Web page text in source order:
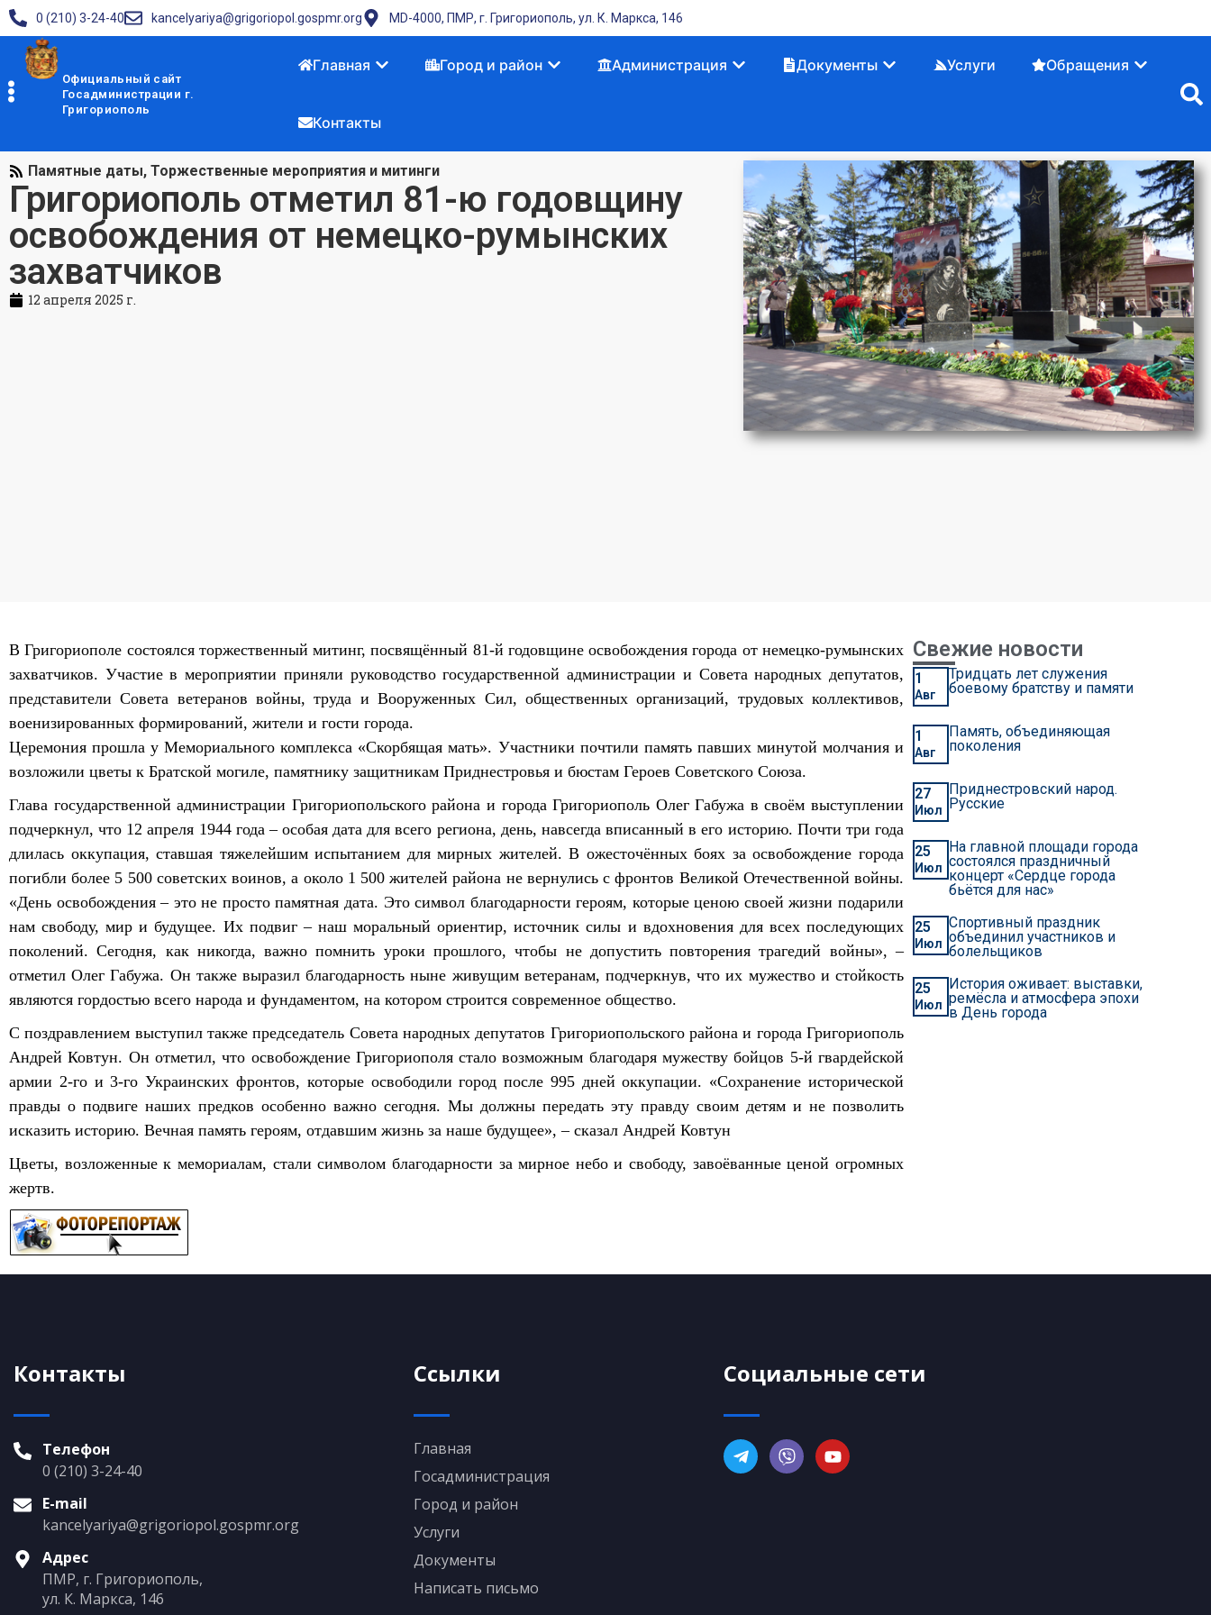
0 (210) 3-24-40 kancelyariya@grigoriopol.gospmr.org MD-4000, ПМР, г. Григориополь, ул. К. Маркса, 146
Официальный сайт
Госадминистрации г.
Григориополь
Главная Город и район Администрация Документы Услуги Обращения
Контакты
Памятные даты, Торжественные мероприятия и митинги
Григориополь отметил 81-ю годовщину
освобождения от немецко-румынских
захватчиков
12 апреля 2025 г.
В Григориополе состоялся торжественный митинг, посвящённый 81-й годовщине освобождения города от немецко-румынских
захватчиков. Участие в мероприятии приняли руководство государственной администрации и Совета народных депутатов,
представители Совета ветеранов войны, труда и Вооруженных Сил, общественных организаций, трудовых коллективов,
военизированных формирований, жители и гости города.
Церемония прошла у Мемориального комплекса «Скорбящая мать». Участники почтили память павших минутой молчания и
возложили цветы к Братской могиле, памятнику защитникам Приднестровья и бюстам Героев Советского Союза.
Глава государственной администрации Григориопольского района и города Григориополь Олег Габужа в своём выступлении
подчеркнул, что 12 апреля 1944 года – особая дата для всего региона, день, навсегда вписанный в его историю. Почти три года
длилась оккупация, ставшая тяжелейшим испытанием для мирных жителей. В ожесточённых боях за освобождение города
погибли более 5 500 советских воинов, а около 1 500 жителей района не вернулись с фронтов Великой Отечественной войны.
«День освобождения – это не просто памятная дата. Это символ благодарности героям, которые ценою своей жизни подарили
нам свободу, мир и будущее. Их подвиг – наш моральный ориентир, источник силы и вдохновения для всех последующих
поколений. Сегодня, как никогда, важно помнить уроки прошлого, чтобы не допустить повторения трагедий войны», –
отметил Олег Габужа. Он также выразил благодарность ныне живущим ветеранам, подчеркнув, что их мужество и стойкость
являются гордостью всего народа и фундаментом, на котором строится современное общество.
С поздравлением выступил также председатель Совета народных депутатов Григориопольского района и города Григориополь
Андрей Ковтун. Он отметил, что освобождение Григориополя стало возможным благодаря мужеству бойцов 5-й гвардейской
армии 2-го и 3-го Украинских фронтов, которые освободили город после 995 дней оккупации. «Сохранение исторической
правды о подвиге наших предков особенно важно сегодня. Мы должны передать эту правду своим детям и не позволить
исказить историю. Вечная память героям, отдавшим жизнь за наше будущее», – сказал Андрей Ковтун
Цветы, возложенные к мемориалам, стали символом благодарности за мирное небо и свободу, завоёванные ценой огромных
жертв.
Свежие новости
1
Авг
Тридцать лет служения
боевому братству и памяти
1
Авг
Память, объединяющая
поколения
27
Июл
Приднестровский народ.
Русские
25
Июл
На главной площади города
состоялся праздничный
концерт «Сердце города
бьётся для нас»
25
Июл
Спортивный праздник
объединил участников и
болельщиков
25
Июл
История оживает: выставки,
ремёсла и атмосфера эпохи
в День города
Контакты
Телефон
0 (210) 3-24-40
E-mail
kancelyariya@grigoriopol.gospmr.org
Адрес
ПМР, г. Григориополь,
ул. К. Маркса, 146
Ссылки
Главная
Госадминистрация
Город и район
Услуги
Документы
Написать письмо
Социальные сети